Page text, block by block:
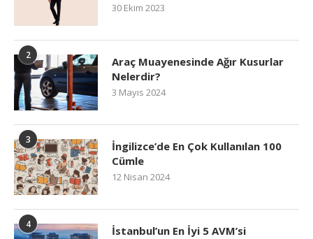
30 Ekim 2023
2
Araç Muayenesinde Ağır Kusurlar
Nelerdir?
3 Mayıs 2024
3
İngilizce’de En Çok Kullanılan 100
Cümle
12 Nisan 2024
4 İstanbul’un En İyi 5 AVM’si